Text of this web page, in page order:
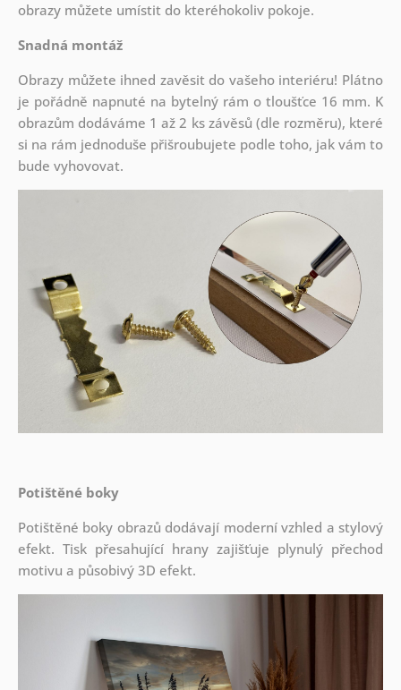
obrazy můžete umístit do kteréhokoliv pokoje.
Snadná montáž
Obrazy můžete ihned zavěsit do vašeho interiéru! Plátno
je pořádně napnuté na bytelný rám o tloušťce 16 mm. K
obrazům dodáváme 1 až 2 ks závěsů (dle rozměru), které
si na rám jednoduše přišroubujete podle toho, jak vám to
bude vyhovovat.
Potištěné boky
Potištěné boky obrazů dodávají moderní vzhled a stylový
efekt. Tisk přesahující hrany zajišťuje plynulý přechod
motivu a působivý 3D efekt.